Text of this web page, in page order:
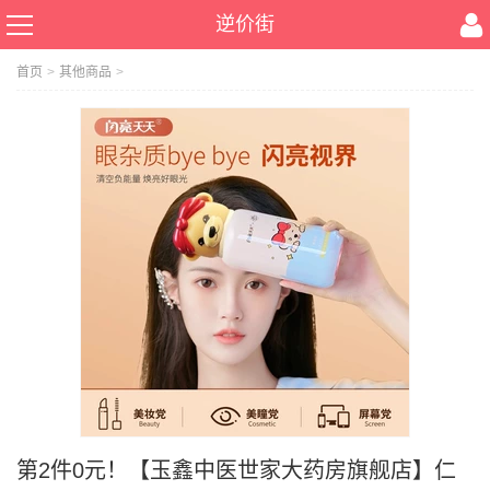
逆价街
首页 > 其他商品 >
第2件0元！【玉鑫中医世家大药房旗舰店】仁